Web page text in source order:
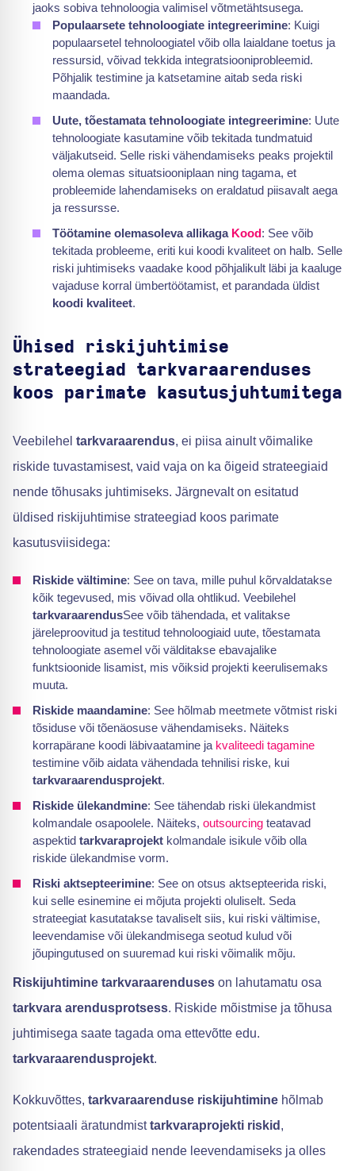
jaoks sobiva tehnoloogia valimisel võtmetähtsusega.
Populaarsete tehnoloogiate integreerimine: Kuigi
populaarsetel tehnoloogiatel võib olla laialdane toetus ja
ressursid, võivad tekkida integratsiooniprobleemid.
Põhjalik testimine ja katsetamine aitab seda riski
maandada.
Uute, tõestamata tehnoloogiate integreerimine: Uute
tehnoloogiate kasutamine võib tekitada tundmatuid
väljakutseid. Selle riski vähendamiseks peaks projektil
olema olemas situatsiooniplaan ning tagama, et
probleemide lahendamiseks on eraldatud piisavalt aega
ja ressursse.
Töötamine olemasoleva allikaga Kood: See võib
tekitada probleeme, eriti kui koodi kvaliteet on halb. Selle
riski juhtimiseks vaadake kood põhjalikult läbi ja kaaluge
vajaduse korral ümbertöötamist, et parandada üldist
koodi kvaliteet.
Ühised riskijuhtimise
strateegiad tarkvaraarenduses
koos parimate kasutusjuhtumitega
Veebilehel tarkvaraarendus, ei piisa ainult võimalike
riskide tuvastamisest, vaid vaja on ka õigeid strateegiaid
nende tõhusaks juhtimiseks. Järgnevalt on esitatud
üldised riskijuhtimise strateegiad koos parimate
kasutusviisidega:
Riskide vältimine: See on tava, mille puhul kõrvaldatakse
kõik tegevused, mis võivad olla ohtlikud. Veebilehel
tarkvaraarendusSee võib tähendada, et valitakse
järeleproovitud ja testitud tehnoloogiaid uute, tõestamata
tehnoloogiate asemel või välditakse ebavajalike
funktsioonide lisamist, mis võiksid projekti keerulisemaks
muuta.
Riskide maandamine: See hõlmab meetmete võtmist riski
tõsiduse või tõenäosuse vähendamiseks. Näiteks
korrapärane koodi läbivaatamine ja kvaliteedi tagamine
testimine võib aidata vähendada tehnilisi riske, kui
tarkvaraarendusprojekt.
Riskide ülekandmine: See tähendab riski ülekandmist
kolmandale osapoolele. Näiteks, outsourcing teatavad
aspektid tarkvaraprojekt kolmandale isikule võib olla
riskide ülekandmise vorm.
Riski aktsepteerimine: See on otsus aktsepteerida riski,
kui selle esinemine ei mõjuta projekti oluliselt. Seda
strateegiat kasutatakse tavaliselt siis, kui riski vältimise,
leevendamise või ülekandmisega seotud kulud või
jõupingutused on suuremad kui riski võimalik mõju.
Riskijuhtimine tarkvaraarenduses on lahutamatu osa
tarkvara arendusprotsess. Riskide mõistmise ja tõhusa
juhtimisega saate tagada oma ettevõtte edu.
tarkvaraarendusprojekt.
Kokkuvõttes, tarkvaraarenduse riskijuhtimine hõlmab
potentsiaali äratundmisttarkvaraprojekti riskid ,
rakendades strateegiaid nende leevendamiseks ja olles